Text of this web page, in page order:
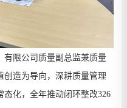
有限公司质量副总监兼质量
创造为导向，深耕质量管理
态化，全年推动闭环整改326